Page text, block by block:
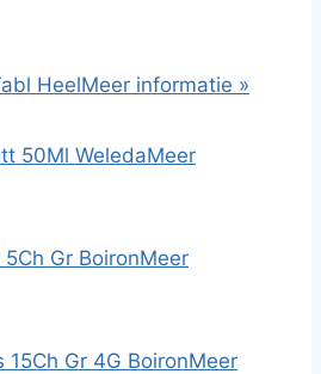
HeelMeer informatie »
50Ml WeledaMeer
Gr BoironMeer
Gr 4G BoironMeer